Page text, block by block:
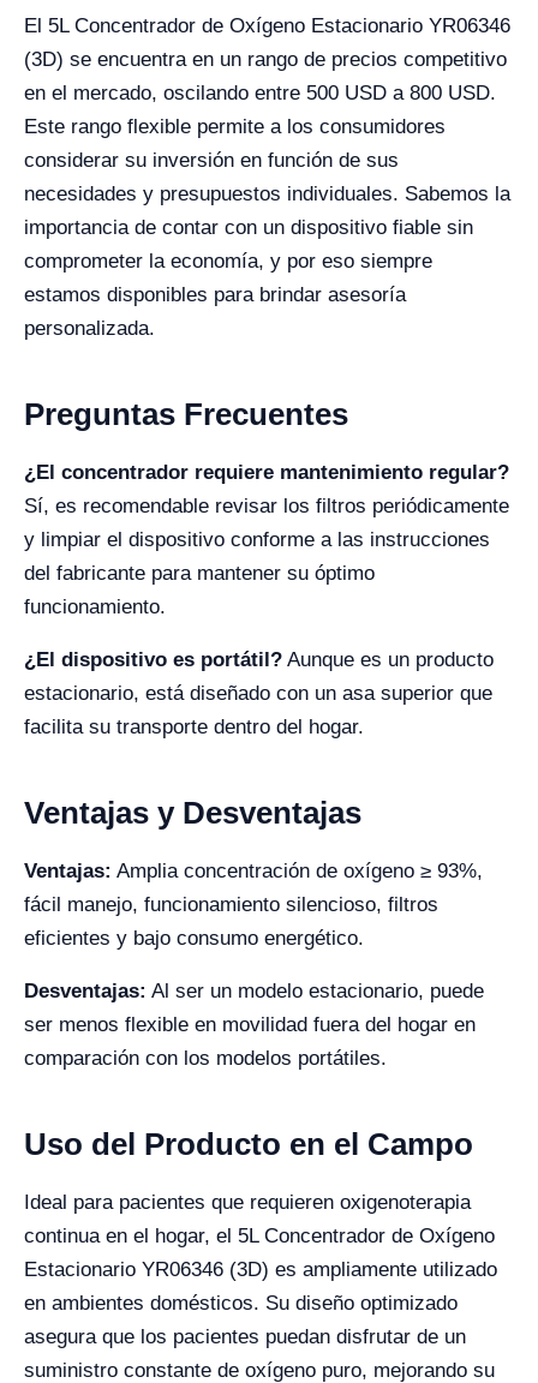
El 5L Concentrador de Oxígeno Estacionario YR06346
(3D) se encuentra en un rango de precios competitivo
en el mercado, oscilando entre 500 USD a 800 USD.
Este rango flexible permite a los consumidores
considerar su inversión en función de sus
necesidades y presupuestos individuales. Sabemos la
importancia de contar con un dispositivo fiable sin
comprometer la economía, y por eso siempre
estamos disponibles para brindar asesoría
personalizada.
Preguntas Frecuentes
¿El concentrador requiere mantenimiento regular?
Sí, es recomendable revisar los filtros periódicamente
y limpiar el dispositivo conforme a las instrucciones
del fabricante para mantener su óptimo
funcionamiento.
¿El dispositivo es portátil? Aunque es un producto
estacionario, está diseñado con un asa superior que
facilita su transporte dentro del hogar.
Ventajas y Desventajas
Ventajas: Amplia concentración de oxígeno ≥ 93%,
fácil manejo, funcionamiento silencioso, filtros
eficientes y bajo consumo energético.
Desventajas: Al ser un modelo estacionario, puede
ser menos flexible en movilidad fuera del hogar en
comparación con los modelos portátiles.
Uso del Producto en el Campo
Ideal para pacientes que requieren oxigenoterapia
continua en el hogar, el 5L Concentrador de Oxígeno
Estacionario YR06346 (3D) es ampliamente utilizado
en ambientes domésticos. Su diseño optimizado
asegura que los pacientes puedan disfrutar de un
suministro constante de oxígeno puro, mejorando su